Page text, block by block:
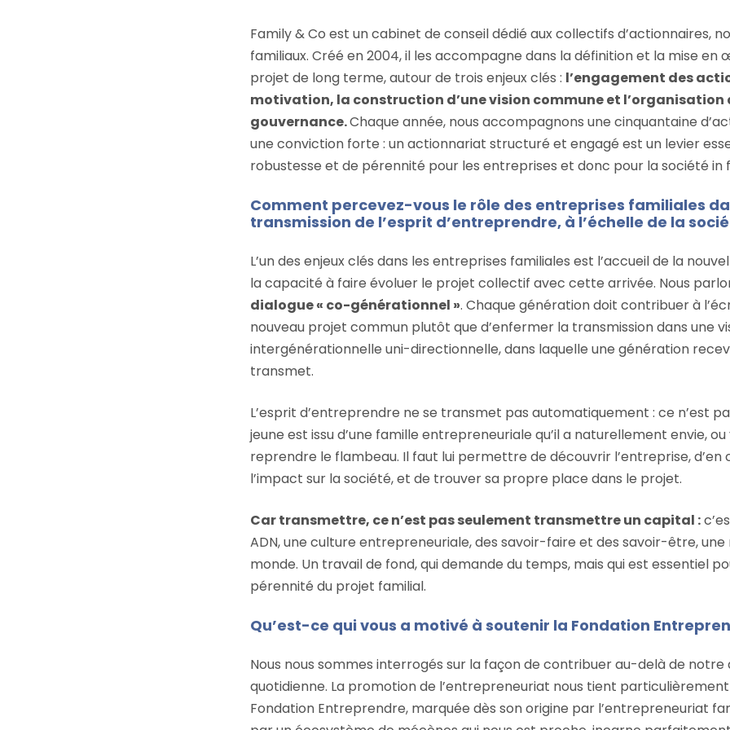
Family & Co est un cabinet de conseil dédié aux collectifs d’actionnaires,
familiaux. Créé en 2004, il les accompagne dans la définition et la mise en
projet de long terme, autour de trois enjeux clés : l’engagement des
motivation, la construction d’une vision commune et l’organisation
gouvernance.Chaque année, nous accompagnons une cinquantaine
une conviction forte : un actionnariat structuré et engagé est un levier
robustesse et de pérennité pour les entreprises et donc pour la société in
Comment percevez-vous le rôle des entreprises familiales
transmission de l’esprit d’entreprendre, à l’échelle de la
L’un des enjeux clés dans les entreprises familiales est l’accueil de la
la capacité à faire évoluer le projet collectif avec cette arrivée. Nous
dialogue « co-générationnel ». Chaque génération doit contribuer à
nouveau projet commun plutôt que d’enfermer la transmission dans une
intergénérationnelle uni-directionnelle, dans laquelle une génération
transmet.
L’esprit d’entreprendre ne se transmet pas automatiquement : ce n’est
jeune est issu d’une famille entrepreneuriale qu’il a naturellement envie,
reprendre le flambeau. Il faut lui permettre de découvrir l’entreprise,
l’impact sur la société, et de trouver sa propre place dans le projet.
Car transmettre, ce n’est pas seulement transmettre un capital :
ADN, une culture entrepreneuriale, des savoir-faire et des savoir-être,
monde. Un travail de fond, qui demande du temps, mais qui est essentiel
pérennité du projet familial.
Qu’est-ce qui vous a motivé à soutenir la Fondation
Nous nous sommes interrogés sur la façon de contribuer au-delà de
quotidienne. La promotion de l’entrepreneuriat nous tient
Fondation Entreprendre, marquée dès son origine par l’entrepreneuriat